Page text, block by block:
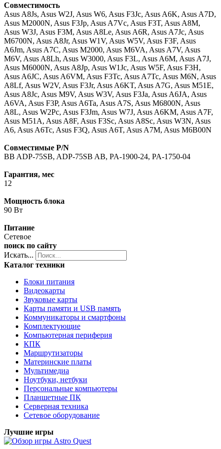
Совместимость
Asus A8Js, Asus W2J, Asus W6, Asus F3Jc, Asus A6K, Asus A7D,
Asus M2000N, Asus F3Jp, Asus A7Vc, Asus F3T, Asus A8M,
Asus W3J, Asus F3M, Asus A8Le, Asus A6R, Asus A7Jc, Asus
M6700N, Asus A8Jr, Asus W1V, Asus W5V, Asus F3F, Asus
A6Jm, Asus A7C, Asus M2000, Asus M6VA, Asus A7V, Asus
M6V, Asus A8Lh, Asus W3000, Asus F3L, Asus A6M, Asus A7J,
Asus M6000N, Asus A8Jp, Asus W1Jc, Asus W5F, Asus F3H,
Asus A6JC, Asus A6VM, Asus F3Tc, Asus A7Tc, Asus M6N, Asus
A8Lf, Asus W2V, Asus F3Jr, Asus A6KT, Asus A7G, Asus M51E,
Asus A8Jc, Asus M9V, Asus W3V, Asus F3Ja, Asus A6JA, Asus
A6VA, Asus F3P, Asus A6Ta, Asus A7S, Asus M6800N, Asus
A8L, Asus W2Pc, Asus F3Jm, Asus W7J, Asus A6KM, Asus A7F,
Asus M51A, Asus A8F, Asus F3Sc, Asus A8Sc, Asus W3N, Asus
A6, Asus A6Tc, Asus F3Q, Asus A6T, Asus A7M, Asus M6B00N
Совместимые P/N
BB ADP-75SB, ADP-75SB AB, PA-1900-24, PA-1750-04
Гарантия, мес
12
Мощность блока
90 Вт
Питание
Сетевое
поиск по сайту
Искать...
Каталог техники
Блоки питания
Видеокарты
Звуковые карты
Карты памяти и USB память
Коммуникаторы и смартфоны
Комплектующие
Компьютерная периферия
КПК
Маршрутизаторы
Материнские платы
Мультимедиа
Ноутбуки, нетбуки
Персональные компьютеры
Планшетные ПК
Серверная техника
Сетевое оборудование
Лучшие игры